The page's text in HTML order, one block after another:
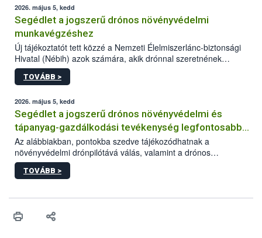
2026. május 5, kedd
Segédlet a jogszerű drónos növényvédelmi
munkavégzéshez
Új tájékoztatót tett közzé a Nemzeti Élelmiszerlánc-biztonsági
Hivatal (Nébih) azok számára, akik drónnal szeretnének
növényvédelmi vagy tápanyag-gazdálkodási tevékenységet
végezni Magyarországon. Az összefoglaló részletesen
műszaki és hatósági feltételek.
TOVÁBB >
2026. május 5, kedd
Segédlet a jogszerű drónos növényvédelmi és
tápanyag-gazdálkodási tevékenység legfontosabb
feltételeiről
Az alábbiakban, pontokba szedve tájékozódhatnak a
növényvédelmi drónpilótává válás, valamint a drónos
növényvédelmi és tápanyag-gazdálkodási tevékenység
végzésének legfontosabb feltételeiről*.
TOVÁBB >